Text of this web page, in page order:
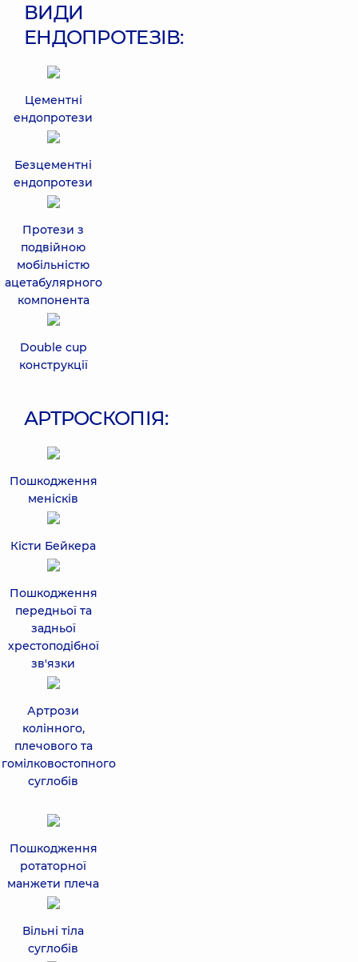
ВИДИ
ЕНДОПРОТЕЗІВ:
Цементні
ендопротези
Безцементні
ендопротези
Протези з
подвійною
мобільністю
ацетабулярного
компонента
Double cup
конструкції
АРТРОСКОПІЯ:
Пошкодження
менісків
Кісти Бейкера
Пошкодження
передньої та
задньої
хрестоподібної
зв'язки
Артрози
колінного,
плечового та
гомілковостопного
суглобів
Пошкодження
ротаторної
манжети плеча
Вільні тіла
суглобів